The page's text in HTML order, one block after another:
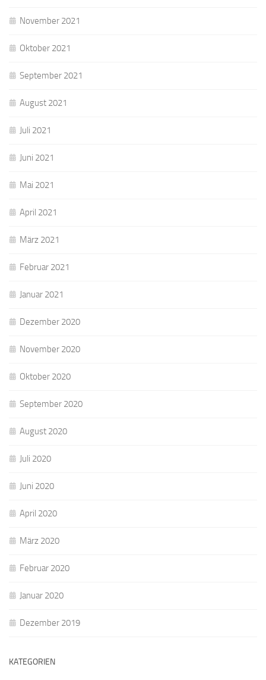
November 2021
Oktober 2021
September 2021
August 2021
Juli 2021
Juni 2021
Mai 2021
April 2021
März 2021
Februar 2021
Januar 2021
Dezember 2020
November 2020
Oktober 2020
September 2020
August 2020
Juli 2020
Juni 2020
April 2020
März 2020
Februar 2020
Januar 2020
Dezember 2019
KATEGORIEN